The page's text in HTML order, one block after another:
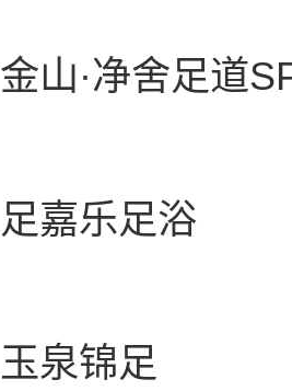
金山·净舍足道
足嘉乐足浴
玉泉锦足